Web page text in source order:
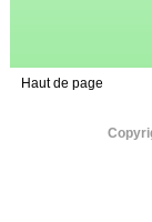
Haut de page